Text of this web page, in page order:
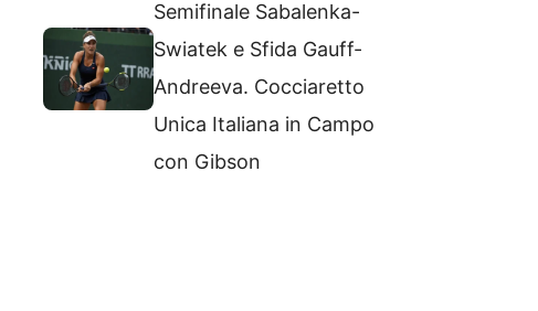
Semifinale Sabalenka-
Swiatek e Sfida Gauff-
Andreeva. Cocciaretto
Unica Italiana in Campo
con Gibson